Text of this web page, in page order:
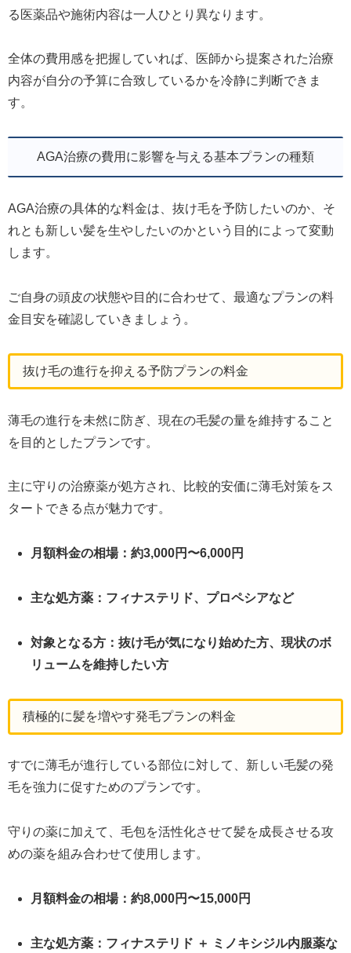
る医薬品や施術内容は一人ひとり異なります。
全体の費用感を把握していれば、医師から提案された治療
内容が自分の予算に合致しているかを冷静に判断できま
す。
AGA治療の費用に影響を与える基本プランの種類
AGA治療の具体的な料金は、抜け毛を予防したいのか、そ
れとも新しい髪を生やしたいのかという目的によって変動
します。
ご自身の頭皮の状態や目的に合わせて、最適なプランの料
金目安を確認していきましょう。
抜け毛の進行を抑える予防プランの料金
薄毛の進行を未然に防ぎ、現在の毛髪の量を維持すること
を目的としたプランです。
主に守りの治療薬が処方され、比較的安価に薄毛対策をス
タートできる点が魅力です。
月額料金の相場：約3,000円〜6,000円
主な処方薬：フィナステリド、プロペシアなど
対象となる方：抜け毛が気になり始めた方、現状のボ
リュームを維持したい方
積極的に髪を増やす発毛プランの料金
すでに薄毛が進行している部位に対して、新しい毛髪の発
毛を強力に促すためのプランです。
守りの薬に加えて、毛包を活性化させて髪を成長させる攻
めの薬を組み合わせて使用します。
月額料金の相場：約8,000円〜15,000円
主な処方薬：フィナステリド ＋ ミノキシジル内服薬な